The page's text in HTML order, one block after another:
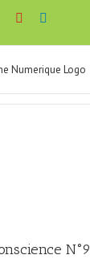
FacebookYouTube
N°9